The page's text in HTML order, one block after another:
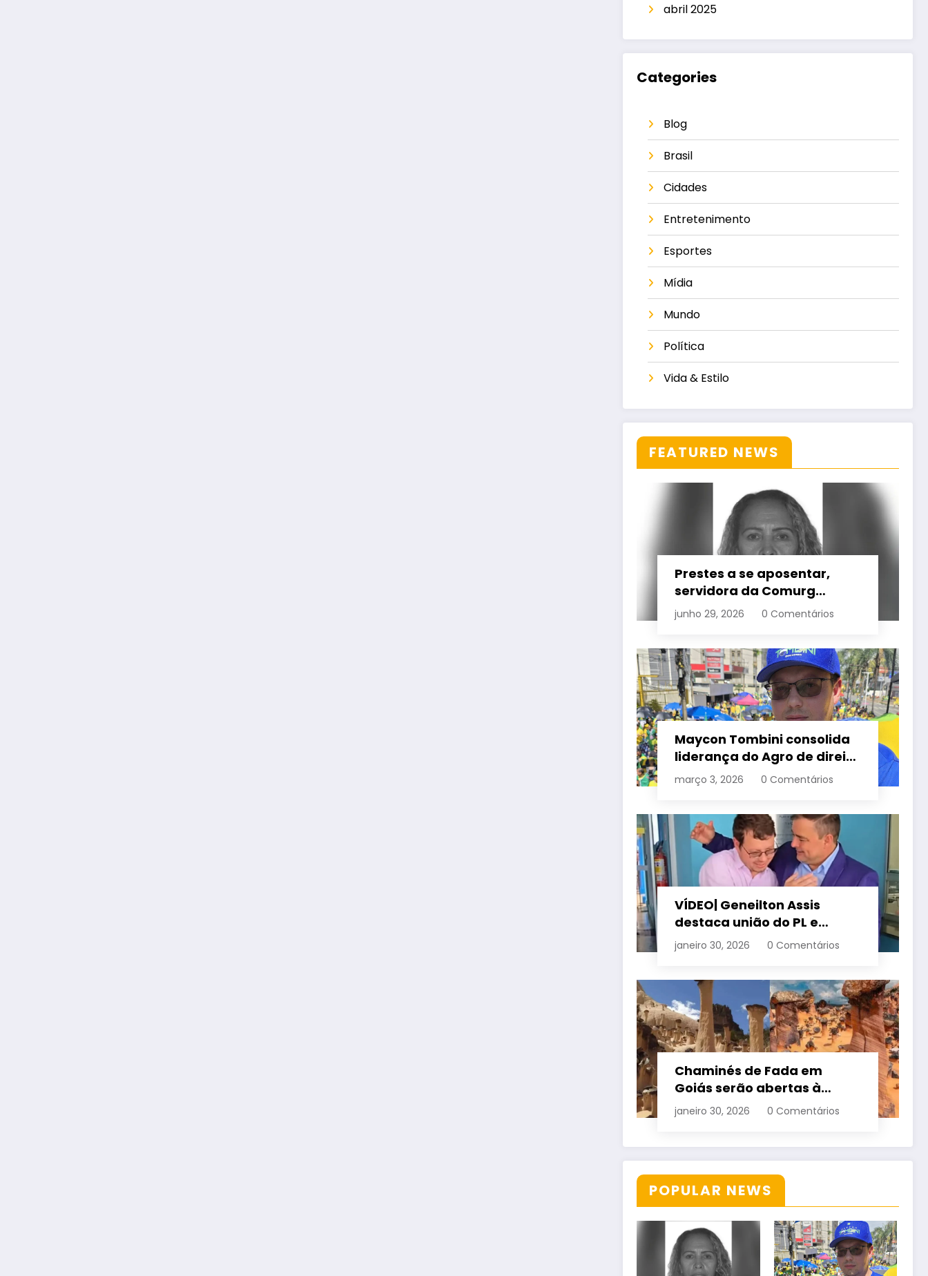
abril 2025
Categories
Blog
Brasil
Cidades
Entretenimento
Esportes
Mídia
Mundo
Política
Vida & Estilo
FEATURED NEWS
Prestes a se aposentar,
servidora da Comurg
atropelada por bêbado
entra em protocolo de
junho 29, 2026 0 Comentários
Maycon Tombini consolida
liderança do Agro de direita
em manifestação “Acorda
Brasil” em Goiânia
março 3, 2026 0 Comentários
VÍDEO| Geneilton Assis
destaca união do PL e
consolidação de apoio a
Maycon Tombini em Jataí
janeiro 30, 2026 0 Comentários
Chaminés de Fada em
Goiás serão abertas à
visitação controlada
janeiro 30, 2026 0 Comentários
POPULAR NEWS